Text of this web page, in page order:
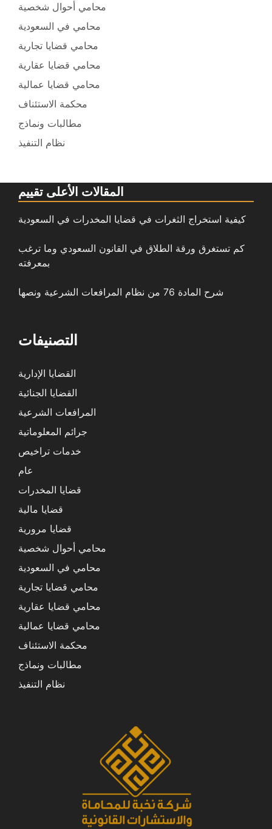
محامي أحوال شخصية
محامي في السعودية
محامي قضايا تجارية
محامي قضايا عقارية
محامي قضايا عمالية
محكمة الاستئناف
مطالبات ونماذج
نظام التنفيذ
المقالات الأعلى تقييم
كيفية استخراج الثغرات في قضايا المخدرات في السعودية
كم تستغرق ورقة الطلاق في القانون السعودي وما ترغب
بمعرفته
شرح المادة 76 من نظام المرافعات الشرعية ونصها
التصنيفات
القضايا الإدارية
القضايا الجنائية
المرافعات الشرعية
جرائم المعلوماتية
خدمات تراخيص
عام
قضايا المخدرات
قضايا مالية
قضايا مرورية
محامي أحوال شخصية
محامي في السعودية
محامي قضايا تجارية
محامي قضايا عقارية
محامي قضايا عمالية
محكمة الاستئناف
مطالبات ونماذج
نظام التنفيذ